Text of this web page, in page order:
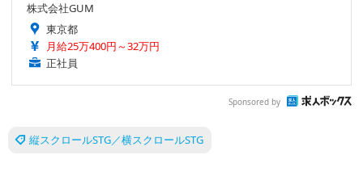
株式会社GUM
東京都
月給25万400円～32万円
正社員
Sponsored by
縦スクロールSTG／横スクロールSTG